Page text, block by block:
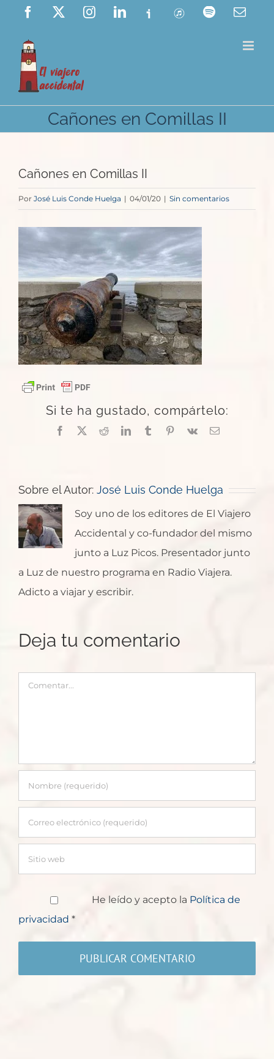
Saltar
contenido
Facebook InstagramLinkedIn
Ivoox ITunes Spotify
Cañones en Comillas II
Cañones en Comillas II
Por José Luis Conde Huelga | 04/01/20 | Sin comentarios
Si te ha gustado, compártelo:
Facebook
X RedditLinkedInTumblrPinterest
Vk
Correo
Sobre el Autor: José Luis Conde Huelga
Soy uno de los editores de El Viajero
Accidental y co-fundador del mismo
junto a Luz Picos. Presentador junto
a Luz de nuestro programa en Radio Viajera.
Adicto a viajar y escribir.
Deja tu comentario
Comentar
He leído y acepto la Política de
privacidad *